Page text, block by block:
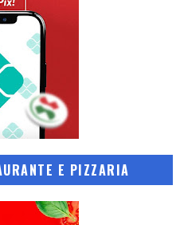
E PIZZARIA